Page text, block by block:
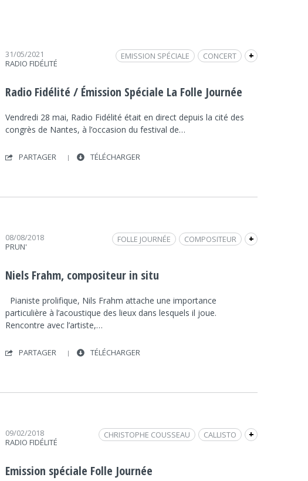
31/05/2021
RADIO FIDÉLITÉ
+
CONCERT
EMISSION SPÉCIALE
MUSIQUE CLASSIQUE
Radio Fidélité / Émission Spéciale La Folle Journée
Vendredi 28 mai, Radio Fidélité était en direct depuis la cité des
congrès de Nantes, à l’occasion du festival de…
PARTAGER TÉLÉCHARGER
08/08/2018
PRUN'
+
COMPOSITEUR
FOLLE JOURNÉE
Niels Frahm, compositeur in situ
Pianiste prolifique, Nils Frahm attache une importance
particulière à l’acoustique des lieux dans lesquels il joue.
Rencontre avec l’artiste,…
PARTAGER TÉLÉCHARGER
09/02/2018
RADIO FIDÉLITÉ
+
CALLISTO
CHRISTOPHE COUSSEAU
FOLLE JOURNÉE
Emission spéciale Folle Journée